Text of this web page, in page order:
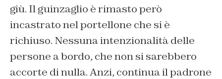
giù. Il guinzaglio è rimasto però
incastrato nel portellone che si è
richiuso. Nessuna intenzionalità delle
persone a bordo, che non si sarebbero
accorte di nulla. Anzi, continua il padrone